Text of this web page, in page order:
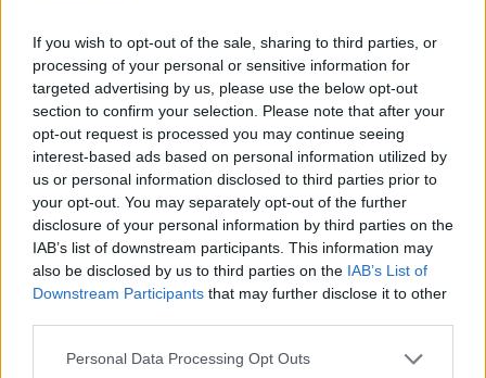
If you wish to opt-out of the sale, sharing to third parties, or
processing of your personal or sensitive information for
targeted advertising by us, please use the below opt-out
section to confirm your selection. Please note that after your
opt-out request is processed you may continue seeing
interest-based ads based on personal information utilized by
us or personal information disclosed to third parties prior to
your opt-out. You may separately opt-out of the further
disclosure of your personal information by third parties on the
IAB’s list of downstream participants. This information may
also be disclosed by us to third parties on the IAB’s List of
Downstream Participants that may further disclose it to other
Please note that this website/app uses one or more Google
Personal Data Processing Opt Outs
Continua a leggere